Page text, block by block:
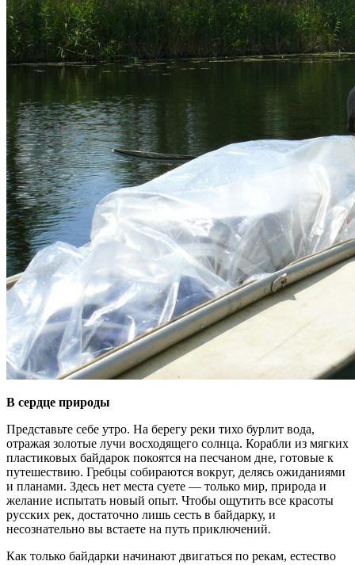
В сердце природы
Представьте себе утро. На берегу реки тихо бурлит вода,
отражая золотые лучи восходящего солнца. Корабли из мягких
пластиковых байдарок покоятся на песчаном дне, готовые к
путешествию. Гребцы собираются вокруг, делясь ожиданиями
и планами. Здесь нет места суете — только мир, природа и
желание испытать новый опыт. Чтобы ощутить все красоты
русских рек, достаточно лишь сесть в байдарку, и
несознательно вы встаете на путь приключений.
Как только байдарки начинают двигаться по рекам, естество